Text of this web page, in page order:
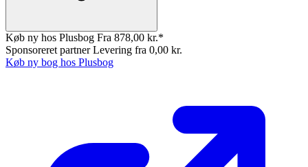
Køb ny hos Plusbog Fra 878,00 kr.*
Sponsoreret partnerLevering fra 0,00 kr.
Køb ny bog hos Plusbog